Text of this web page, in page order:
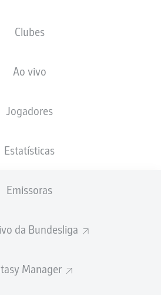
Clubes
Ao vivo
Jogadores
Estatísticas
Emissoras
da Bundesliga
Manager